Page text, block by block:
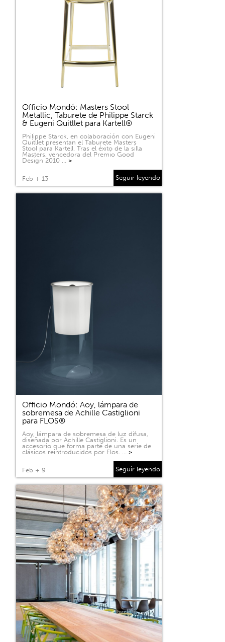
Officio Mondó: Masters Stool
Metallic, Taburete de Philippe Starck
& Eugeni Quitllet para Kartell®
Philippe Starck, en colaboración con Eugeni
Quitllet presentan el Taburete Masters
Stool para Kartell. Tras el éxito de la silla
Masters, vencedora del Premio Good
Design 2010 … >
Feb + 13 Seguir leyendo
Officio Mondó: Aoy, lámpara de
sobremesa de Achille Castiglioni
para FLOS®
Aoy, lámpara de sobremesa de luz difusa,
diseñada por Achille Castiglioni. Es un
accesorio que forma parte de una serie de
clásicos reintroducidos por Flos. … >
Feb + 9 Seguir leyendo